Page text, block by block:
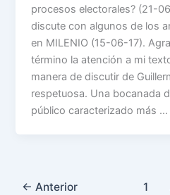
procesos electorales? (21-
discute con algunos de los
en MILENIO (15-06-17).
término la atención a mi
manera de discutir de
respetuosa. Una bocanada
público caracterizado más …
← Anterior 1